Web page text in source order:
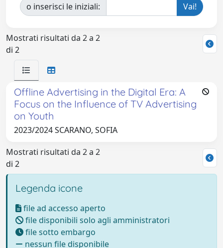
o inserisci le iniziali:
Mostrati risultati da 2 a 2
di 2
Offline Advertising in the Digital Era: A
Focus on the Influence of TV Advertising
on Youth
2023/2024 SCARANO, SOFIA
Mostrati risultati da 2 a 2
di 2
Legenda icone
file ad accesso aperto
file disponibili solo agli amministratori
file sotto embargo
nessun file disponibile